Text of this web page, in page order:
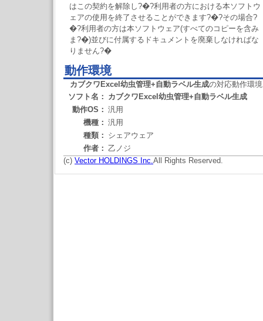
はこの契約を解除し?�?利用者の方における本ソフトウ
ェアの使用を終了させることができます?�?その場合?
�?利用者の方は本ソフトウェア(すべてのコピーを含み
ま?�)並びに付属するドキュメントを廃棄しなければな
りません?�
動作環境
カブクワExcel幼虫管理+自動ラベル生成の対応動作環境
ソフト名： カブクワExcel幼虫管理+自動ラベル生成
動作OS： 汎用
機種： 汎用
種類： シェアウェア
作者： 乙ノジ
(c) Vector HOLDINGS Inc.All Rights Reserved.